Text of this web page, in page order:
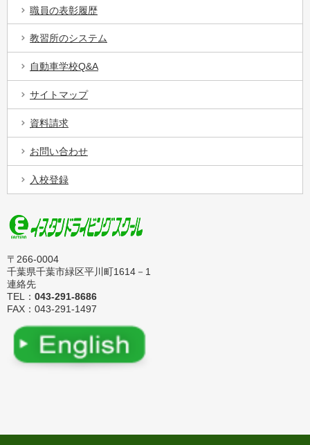
職員の表彰履歴
教習所のシステム
自動車学校Q&A
サイトマップ
資料請求
お問い合わせ
入校登録
〒266-0004
千葉県千葉市緑区平川町1614－1
連絡先
TEL： 043-291-8686
FAX：043-291-1497